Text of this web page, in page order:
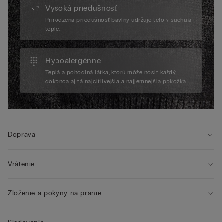
Vysoká priedušnosť
Prirodzená priedušnosť bavlny udržuje telo v suchu a
teple.
Hypoalergénne
Teplá a pohodlná látka, ktorú môže nosiť každý,
dokonca aj tá najcitlivejšia a najjemnejšia pokožka.
Doprava
Vrátenie
Zloženie a pokyny na pranie